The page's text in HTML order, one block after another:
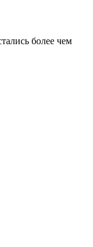
более чем